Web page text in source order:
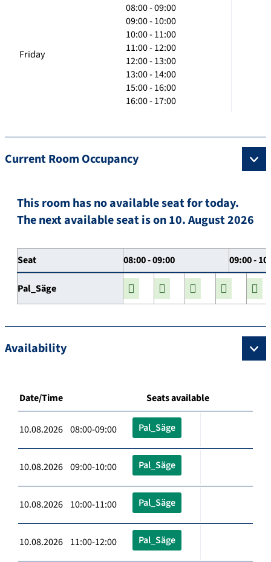
Friday
08:00 - 09:00
09:00 - 10:00
10:00 - 11:00
11:00 - 12:00
12:00 - 13:00
13:00 - 14:00
15:00 - 16:00
16:00 - 17:00
Current Room Occupancy
This room has no available seat for today.
The next available seat is on 10. August 2026
Seat 08:00 - 09:00 09:00 -
Pal_Säge
Availability
Date/Time Seats available
10.08.2026 08:00-09:00 Pal_Säge
10.08.2026 09:00-10:00 Pal_Säge
10.08.2026 10:00-11:00 Pal_Säge
10.08.2026 11:00-12:00 Pal_Säge